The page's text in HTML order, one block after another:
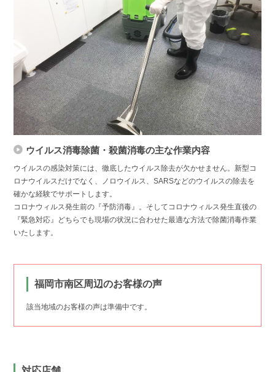
ウイルス消毒除菌・殺菌消毒の主な作業内容
ウイルスの感染対策には、徹底したウイルス除去が欠かせません。新型コ
ロナウイルスだけでなく、ノロウイルス、SARSなどのウイルスの除去を
確かな経験でサポートします。
コロナウィルス発生前の『予防消毒』。そしてコロナウィルス発生直後の
『緊急対応』どちらでも現場の状況に合わせた最適な方法で除菌消毒作業
いたします。
福岡市南区周辺のお客様の声
該当地域のお客様の声は準備中です。